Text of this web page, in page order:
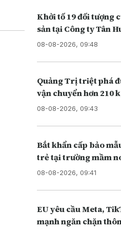
Khởi tố 19 đối tượng
sản tại Công ty Tân
08-08-2026, 09:48
Quảng Trị triệt phá
vận chuyển hơn 210
08-08-2026, 09:43
Bắt khẩn cấp bảo
trẻ tại trường mầm
08-08-2026, 09:41
EU yêu cầu Meta,
mạnh ngăn chặn